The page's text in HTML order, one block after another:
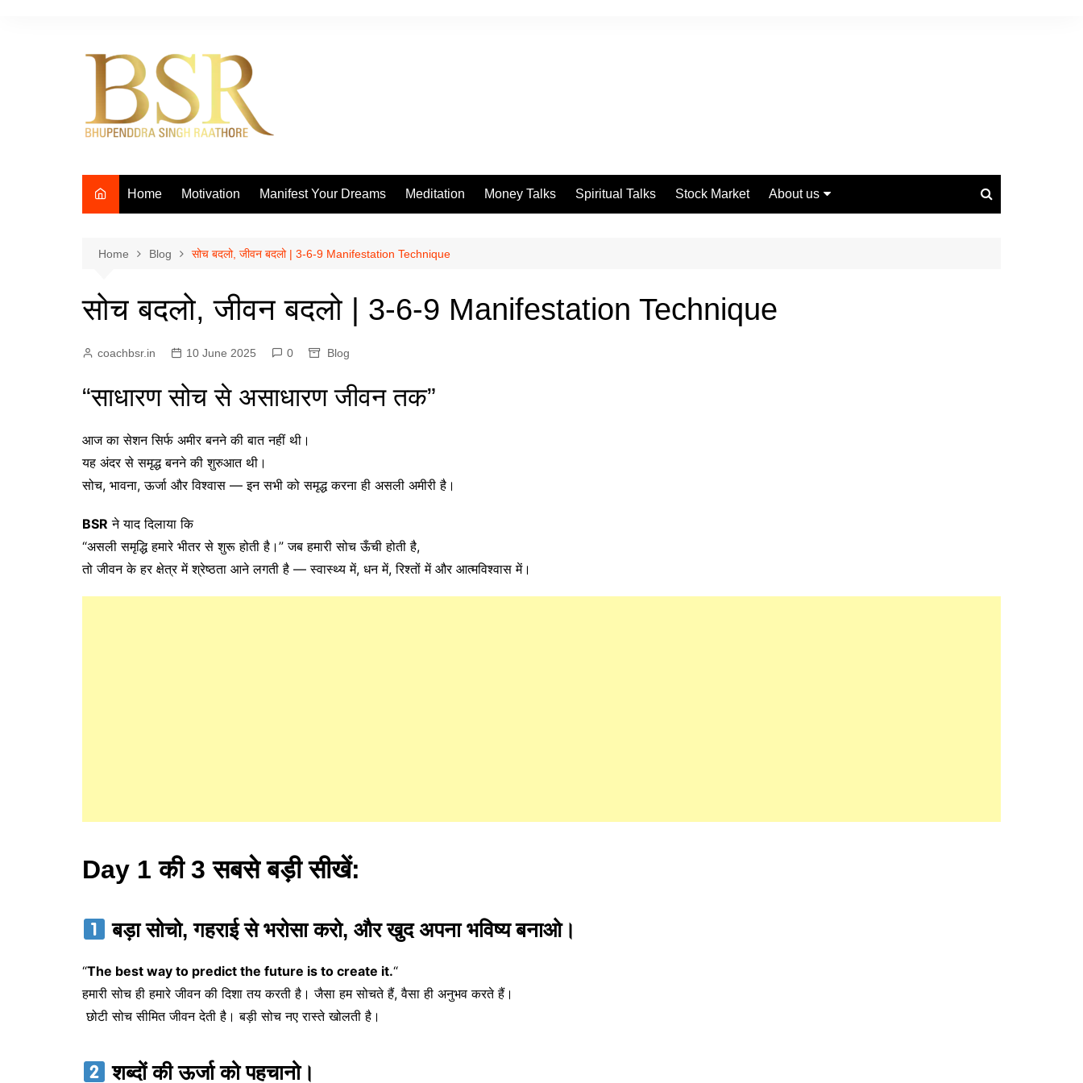
Home Motivation Manifest Your Dreams Meditation Money Talks Spiritual Talks Stock Market About us
Home Blog सोच बदलो, जीवन बदलो | 3-6-9 Manifestation Technique
सोच बदलो, जीवन बदलो | 3-6-9 Manifestation Technique
coachbsr.in 10 June 2025 0 Blog
“साधारण सोच से असाधारण जीवन तक”
आज का सेशन सिर्फ अमीर बनने की बात नहीं थी।
यह अंदर से समृद्ध बनने की शुरुआत थी।
सोच, भावना, ऊर्जा और विश्वास — इन सभी को समृद्ध करना ही असली अमीरी है।
BSR ने याद दिलाया कि
“असली समृद्धि हमारे भीतर से शुरू होती है।” जब हमारी सोच ऊँची होती है,
तो जीवन के हर क्षेत्र में श्रेष्ठता आने लगती है — स्वास्थ्य में, धन में, रिश्तों में और आत्मविश्वास में।
Day 1 की 3 सबसे बड़ी सीखें:
बड़ा सोचो, गहराई से भरोसा करो, और खुद अपना भविष्य बनाओ।
“The best way to predict the future is to create it.“
हमारी सोच ही हमारे जीवन की दिशा तय करती है। जैसा हम सोचते हैं, वैसा ही अनुभव करते हैं।
छोटी सोच सीमित जीवन देती है। बड़ी सोच नए रास्ते खोलती है।
शब्दों की ऊर्जा को पहचानो।